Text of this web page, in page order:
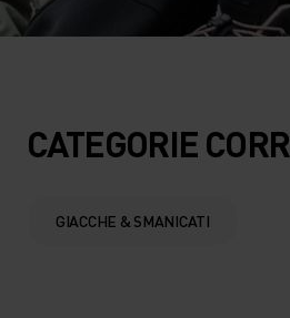
CATEGORIE
GIACCHE & SMANICATI